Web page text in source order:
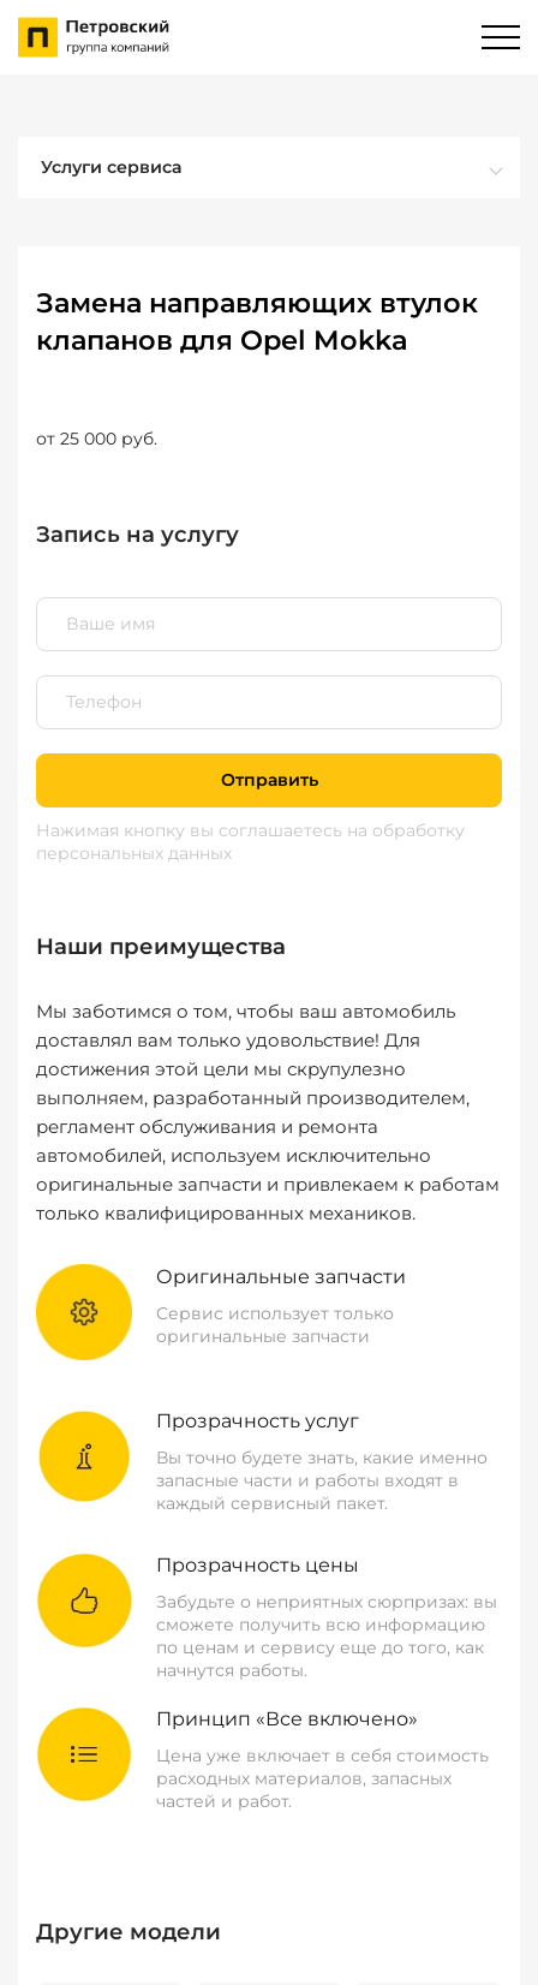
Услуги сервиса
Замена направляющих втулок
клапанов для Opel Mokka
от 25 000 руб.
Запись на услугу
Отправить
Нажимая кнопку вы соглашаетесь на обработку
персональных данных
Наши преимущества
Мы заботимся о том, чтобы ваш автомобиль
доставлял вам только удовольствие! Для
достижения этой цели мы скрупулезно
выполняем, разработанный производителем,
регламент обслуживания и ремонта
автомобилей, используем исключительно
оригинальные запчасти и привлекаем к работам
только квалифицированных механиков.
Оригинальные запчасти
Сервис использует только
оригинальные запчасти
Прозрачность услуг
Вы точно будете знать, какие именно
запасные части и работы входят в
каждый сервисный пакет.
Прозрачность цены
Забудьте о неприятных сюрпризах: вы
сможете получить всю информацию
по ценам и сервису еще до того, как
начнутся работы.
Принцип «Все включено»
Цена уже включает в себя стоимость
расходных материалов, запасных
частей и работ.
Другие модели